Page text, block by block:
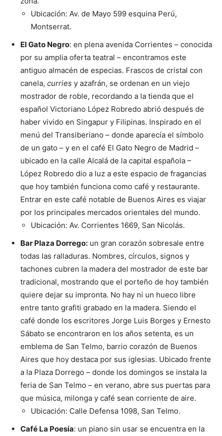
Ubicación: Av. de Mayo 599 esquina Perú,
Montserrat.
El Gato Negro: en plena avenida Corrientes – conocida
por su amplia oferta teatral – encontramos este
antiguo almacén de especias. Frascos de cristal con
canela, curries y azafrán, se ordenan en un viejo
mostrador de roble, recordando a la tienda que el
español Victoriano López Robredo abrió después de
haber vivido en Singapur y Filipinas. Inspirado en el
menú del Transiberiano – donde aparecía el símbolo
de un gato – y en el café El Gato Negro de Madrid –
ubicado en la calle Alcalá de la capital española –
López Robredo dio a luz a este espacio de fragancias
que hoy también funciona como café y restaurante.
Entrar en este café notable de Buenos Aires es viajar
por los principales mercados orientales del mundo.
Ubicación: Av. Corrientes 1669, San Nicolás.
Bar Plaza Dorrego: un gran corazón sobresale entre
todas las ralladuras. Nombres, círculos, signos y
tachones cubren la madera del mostrador de este bar
tradicional, mostrando que el porteño de hoy también
quiere dejar su impronta. No hay ni un hueco libre
entre tanto grafiti grabado en la madera. Siendo el
café donde los escritores Jorge Luis Borges y Ernesto
Sábato se encontraron en los años setenta, es un
emblema de San Telmo, barrio corazón de Buenos
Aires que hoy destaca por sus iglesias. Ubicado frente
a la Plaza Dorrego – donde los domingos se instala la
feria de San Telmo – en verano, abre sus puertas para
que música, milonga y café sean corriente de aire.
Ubicación: Calle Defensa 1098, San Telmo.
Café La Poesía: un piano sin usar se encuentra en la